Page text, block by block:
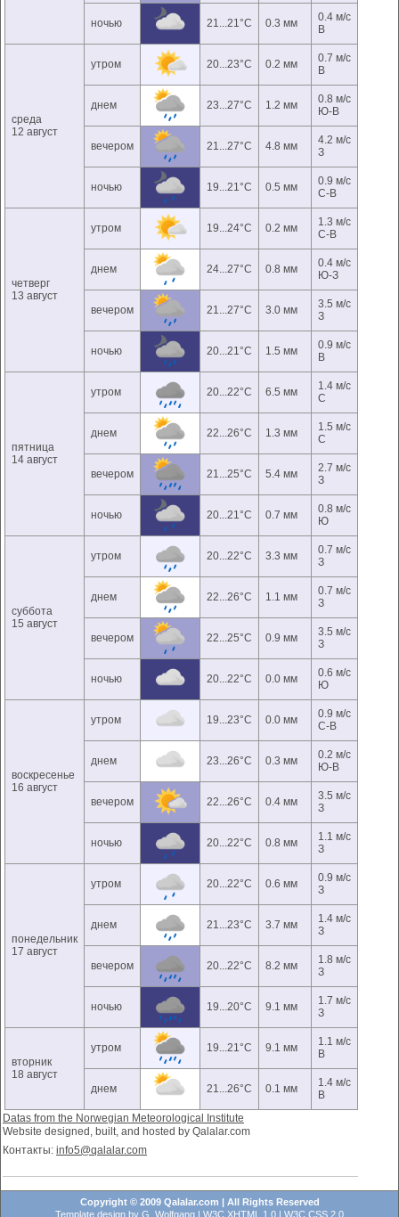
ночью 21...21°C 0.3 мм
0.4 м/с
В
среда
12 август
утром 20...23°C 0.2 мм
0.7 м/с
В
днем 23...27°C 1.2 мм
0.8 м/с
Ю-В
вечером 21...27°C 4.8 мм
4.2 м/с
З
ночью 19...21°C 0.5 мм
0.9 м/с
С-В
четверг
13 август
утром 19...24°C 0.2 мм
1.3 м/с
С-В
днем 24...27°C 0.8 мм
0.4 м/с
Ю-З
вечером 21...27°C 3.0 мм
3.5 м/с
З
ночью 20...21°C 1.5 мм
0.9 м/с
В
пятница
14 август
утром 20...22°C 6.5 мм
1.4 м/с
С
днем 22...26°C 1.3 мм
1.5 м/с
С
вечером 21...25°C 5.4 мм
2.7 м/с
З
ночью 20...21°C 0.7 мм
0.8 м/с
Ю
суббота
15 август
утром 20...22°C 3.3 мм
0.7 м/с
З
днем 22...26°C 1.1 мм
0.7 м/с
З
вечером 22...25°C 0.9 мм
3.5 м/с
З
ночью 20...22°C 0.0 мм
0.6 м/с
Ю
воскресенье
16 август
утром 19...23°C 0.0 мм
0.9 м/с
С-В
днем 23...26°C 0.3 мм
0.2 м/с
Ю-В
вечером 22...26°C 0.4 мм
3.5 м/с
З
ночью 20...22°C 0.8 мм
1.1 м/с
З
понедельник
17 август
утром 20...22°C 0.6 мм
0.9 м/с
З
днем 21...23°C 3.7 мм
1.4 м/с
З
вечером 20...22°C 8.2 мм
1.8 м/с
З
ночью 19...20°C 9.1 мм
1.7 м/с
З
вторник
18 август
утром 19...21°C 9.1 мм
1.1 м/с
В
днем 21...26°C 0.1 мм
1.4 м/с
В
Datas from the Norwegian Meteorological Institute
Website designed, built, and hosted by Qalalar.com
Контакты: info5@qalalar.com
Copyright © 2009 Qalalar.com | All Rights Reserved
Template design by G. Wolfgang | W3C XHTML 1.0 | W3C CSS 2.0